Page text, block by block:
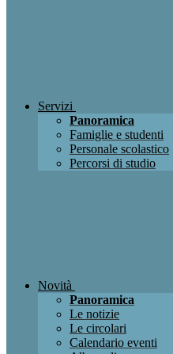
Servizi
Panoramica
Famiglie e studenti
Personale scolastico
Percorsi di studio
Novità
Panoramica
Le notizie
Le circolari
Calendario eventi